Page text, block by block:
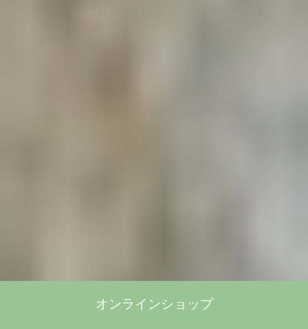
オンラインショップ